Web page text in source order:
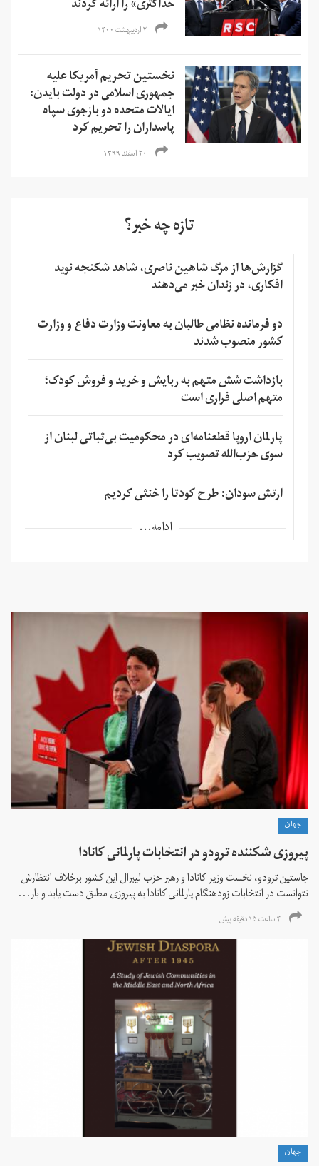
حداکثری» را ارائه کردند
۲ اردیبهشت ۱۴۰۰
نخستین تحریم آمریکا علیه
جمهوری اسلامی در دولت بایدن:
ایالات متحده دو بازجوی سپاه
پاسداران را تحریم کرد
۲۰ اسفند ۱۳۹۹
تازه چه خبر؟
گزارش‌ها از مرگ شاهین ناصری، شاهد شکنجه نوید
افکاری، در زندان خبر می‌دهند
دو فرمانده نظامی طالبان به معاونت وزارت دفاع و وزارت
کشور منصوب شدند
بازداشت شش متهم به ربایش و خرید و فروش کودک؛
متهم اصلی فراری است
پارلمان اروپا قطعنامه‌ای در محکومیت بی‌ثباتی لبنان از
سوی حزب‌الله تصویب کرد
ارتش سودان: طرح کودتا را خنثی کردیم
ادامه...
جهان
پیروزی شکننده ترودو در انتخابات پارلمانی کانادا
جاستین ترودو، نخست وزیر کانادا و رهبر حزب لیبرال این کشور برخلاف انتظارش
نتوانست در انتخابات زود‌هنگام پارلمانی کانادا به پیروزی مطلق دست یابد و بار...
۴ ساعت ۱۵ دقیقه پیش
جهان